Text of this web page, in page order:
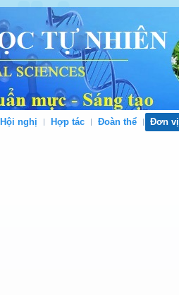
Hội nghị Hợp tác Đoàn thể Đơn vị